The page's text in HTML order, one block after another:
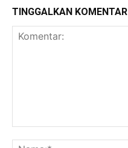
TINGGALKAN KOMENTAR